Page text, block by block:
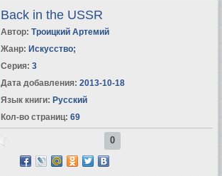
Back in the USSR
Автор: Троицкий Артемий
Жанр: Искусство;
Серия: 3
Дата добавления: 2013-10-18
Язык книги: Русский
Кол-во страниц: 69
0